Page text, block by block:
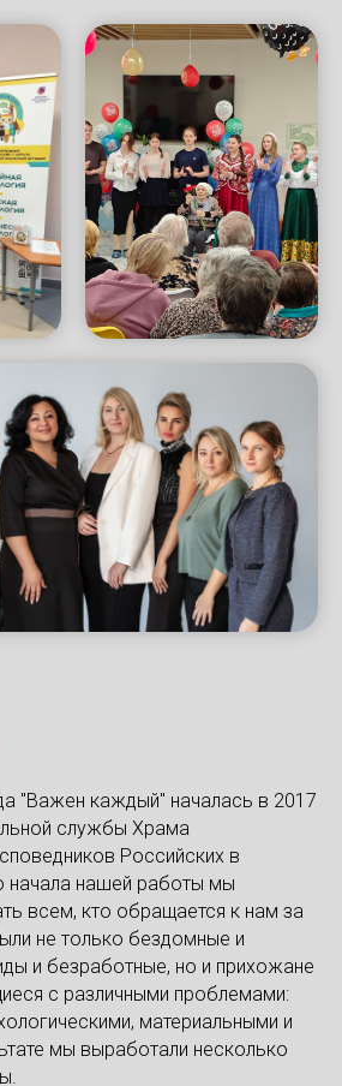
"Важен каждый" началась в 2017
службы Храма
Российских в
начала нашей работы мы
всем, кто обращается к нам за
не только бездомные и
и безработные, но и прихожане
с различными проблемами:
материальными и
мы выработали несколько